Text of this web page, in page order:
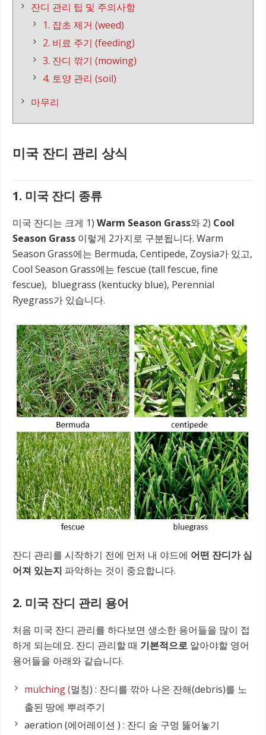
잔디 관리 팁 및 주의사항
1. 잡초 제거 (weed)
2. 비료 주기 (feeding)
3. 잔디 깎기 (mowing)
4. 토양 관리 (soil)
마무리
미국 잔디 관리 상식
1. 미국 잔디 종류
미국 잔디는 크게 1) Warm Season Grass와 2) Cool
Season Grass 이렇게 2가지로 구분됩니다. Warm
Season Grass에는 Bermuda, Centipede, Zoysia가 있고,
Cool Season Grass에는 fescue (tall fescue, fine
fescue), bluegrass (kentucky blue), Perennial
Ryegrass가 있습니다.
잔디 관리를 시작하기 전에 먼저 내 야드에 어떤 잔디가 심
어져 있는지 파악하는 것이 중요합니다.
2. 미국 잔디 관리 용어
처음 미국 잔디 관리를 하다보면 생소한 용어들을 많이 접
하게 되는데요. 잔디 관리할 때 기본적으로 알아야할 영어
용어들을 아래와 같습니다.
mulching (멀칭) : 잔디를 깎아 나온 잔해(debris)를 노
출된 땅에 뿌려주기
aeration (에어레이션 ) : 잔디 숨 구멍 뚫어놓기